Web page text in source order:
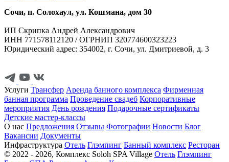
Сочи, п. Солохаул, ул. Кошмана, дом 30
ИП Скрипка Андрей Александрович
ИНН 771578112120 / ОГРНИП 320774600323223
Юридический адрес: 354002, г. Сочи, ул. Дмитриевой, д. 3
Услуги Трансфер Аренда банного комплекса Фирменная
банная программа Проведение свадеб Корпоративные
мероприятия День рождения Подарочные сертификаты
Детские мастер-классы
О нас Предложения Отзывы Фотографии Новости Блог
Вакансии Документы
Инфраструктура Отель Глэмпинг Банный комплекс Ресторан
© 2022 - 2026, Комплекс Soloh SPA Village Отель Глэмпинг